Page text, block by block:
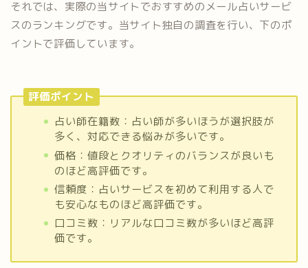
それでは、実際の当サイトでおすすめのメール占いサービ
スのランキングです。当サイト独自の調査を行い、下のポ
イントで評価しています。
評価ポイント
占い師在籍数：占い師が多いほうが選択肢が
多く、対応できる悩みが多いです。
価格：値段とクオリティのバランスが良いも
のほど高評価です。
信頼度：占いサービスを初めて利用する人で
も安心なものほど高評価です。
口コミ数：リアルな口コミ数が多いほど高評
価です。